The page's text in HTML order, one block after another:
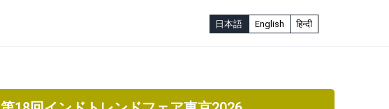
日本語 English हिन्दी